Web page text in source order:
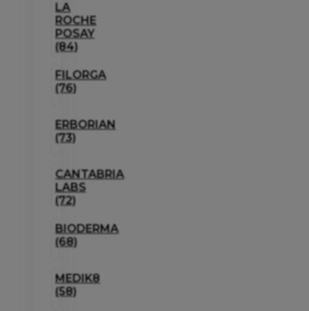
LA
ROCHE
POSAY
(84)
FILORGA
(76)
ERBORIAN
(73)
CANTABRIA
LABS
(72)
BIODERMA
(68)
MEDIK8
(58)